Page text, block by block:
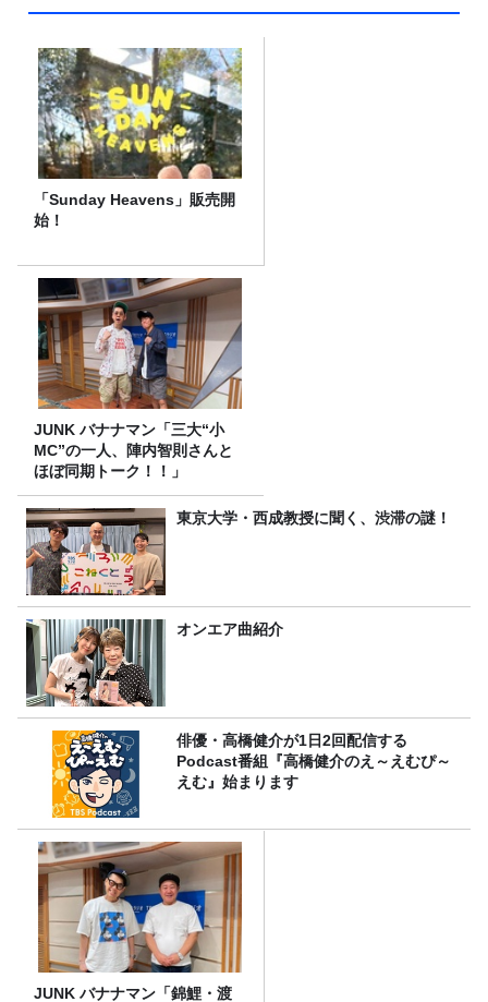
「Sunday Heavens」販売開
始！
JUNK バナナマン「三大“小
MC”の一人、陣内智則さんと
ほぼ同期トーク！！」
東京大学・西成教授に聞く、渋滞の謎！
オンエア曲紹介
俳優・高橋健介が1日2回配信する
Podcast番組『高橋健介のえ～えむぴ～
えむ』始まります
JUNK バナナマン「錦鯉・渡